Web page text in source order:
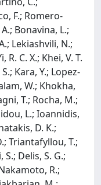
F.; Romero-
Bonavina, L.;
Lekiashvili, N.;
C. X.; Khei, V. T.
Kara, Y.; Lopez-
W.; Khokha,
T.; Rocha, M.;
L.; Ioannidis,
D. K.;
Triantafyllou, T.;
Delis, S. G.;
R.;